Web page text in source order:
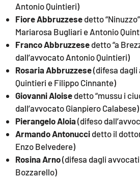
Antonio Quintieri)
Fiore Abbruzzese detto
Mariarosa Bugliari e Antonio
Franco Abbruzzese detto “a
dall’avvocato Antonio Quintieri)
Rosaria Abbruzzese(difesa
Quintieri e Filippo Cinnante)
Giovanni Aloise detto “mussu i
dall’avvocato Gianpiero Calabese)
Pierangelo Aloia(difeso
Armando Antonucci detto il
Enzo Belvedere)
Rosina Arno(difesa dagli
Bozzarello)